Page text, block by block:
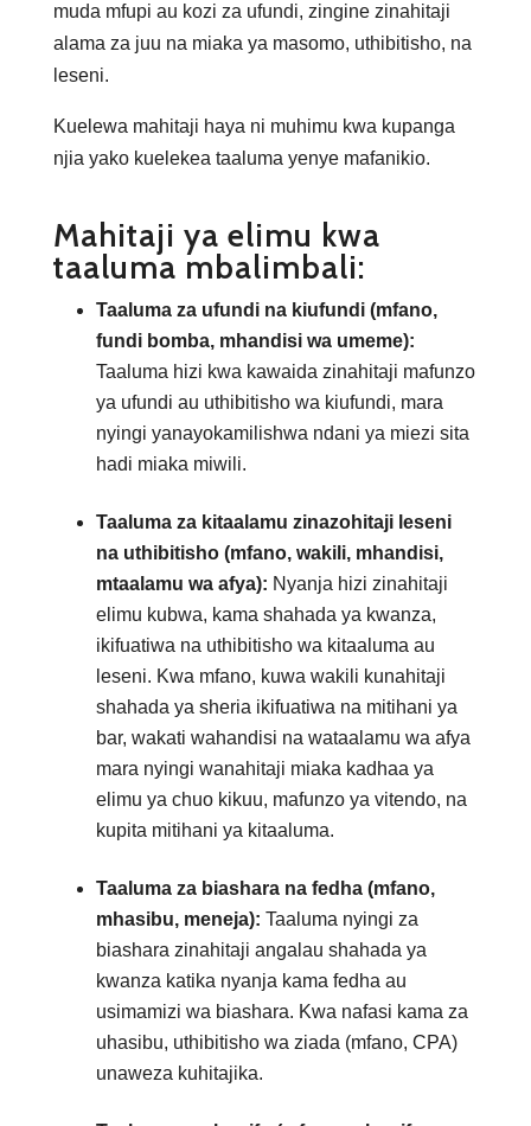
muda mfupi au kozi za ufundi, zingine zinahitaji
alama za juu na miaka ya masomo, uthibitisho, na
leseni.
Kuelewa mahitaji haya ni muhimu kwa kupanga
njia yako kuelekea taaluma yenye mafanikio.
Mahitaji ya elimu kwa
taaluma mbalimbali:
Taaluma za ufundi na kiufundi (mfano,
fundi bomba, mhandisi wa umeme):
Taaluma hizi kwa kawaida zinahitaji mafunzo
ya ufundi au uthibitisho wa kiufundi, mara
nyingi yanayokamilishwa ndani ya miezi sita
hadi miaka miwili.
Taaluma za kitaalamu zinazohitaji leseni
na uthibitisho (mfano, wakili, mhandisi,
mtaalamu wa afya): Nyanja hizi zinahitaji
elimu kubwa, kama shahada ya kwanza,
ikifuatiwa na uthibitisho wa kitaaluma au
leseni. Kwa mfano, kuwa wakili kunahitaji
shahada ya sheria ikifuatiwa na mitihani ya
bar, wakati wahandisi na wataalamu wa afya
mara nyingi wanahitaji miaka kadhaa ya
elimu ya chuo kikuu, mafunzo ya vitendo, na
kupita mitihani ya kitaaluma.
Taaluma za biashara na fedha (mfano,
mhasibu, meneja): Taaluma nyingi za
biashara zinahitaji angalau shahada ya
kwanza katika nyanja kama fedha au
usimamizi wa biashara. Kwa nafasi kama za
uhasibu, uthibitisho wa ziada (mfano, CPA)
unaweza kuhitajika.